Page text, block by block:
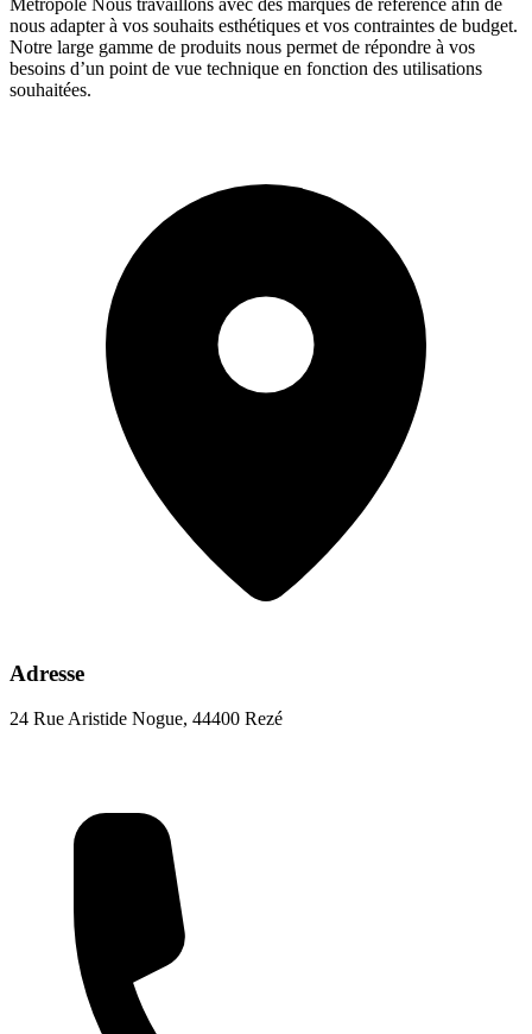
nous adapter à vos souhaits esthétiques et vos contraintes de budget.
Notre large gamme de produits nous permet de répondre à vos
besoins d’un point de vue technique en fonction des utilisations
souhaitées.
Adresse
24 Rue Aristide Nogue, 44400 Rezé